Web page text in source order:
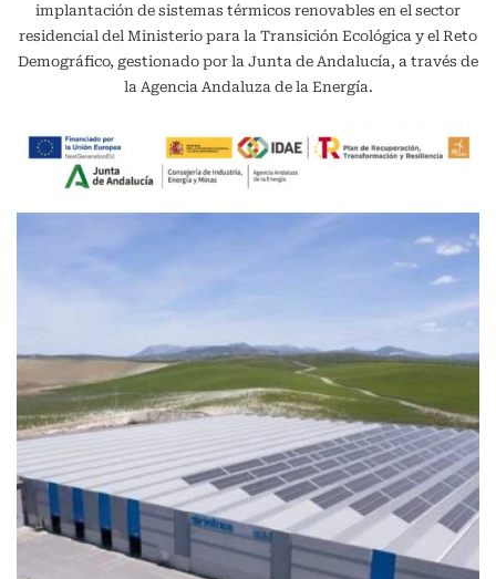
implantación de sistemas térmicos renovables en el sector
residencial del Ministerio para la Transición Ecológica y el Reto
Demográfico, gestionado por la Junta de Andalucía, a través de
la Agencia Andaluza de la Energía.